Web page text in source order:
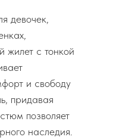
девочек,
жилет с тонкой
и свободу
придавая
позволяет
наследия.